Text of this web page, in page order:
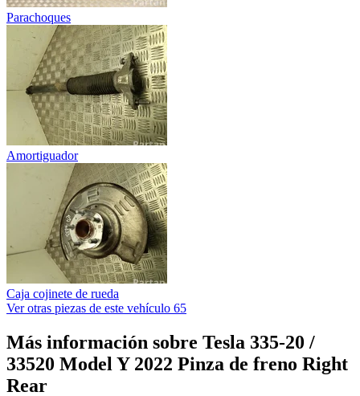
Parachoques
Amortiguador
Caja cojinete de rueda
Ver otras piezas de este vehículo 65
Más información sobre Tesla 335-20 /
33520 Model Y 2022 Pinza de freno Right
Rear